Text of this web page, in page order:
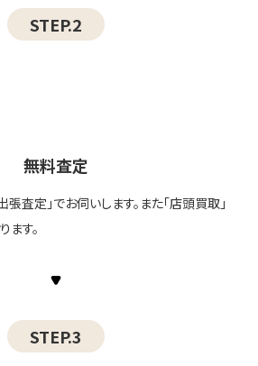
STEP.2
無料査定
査定」でお伺いします。また「店頭買取」
ます。
STEP.3